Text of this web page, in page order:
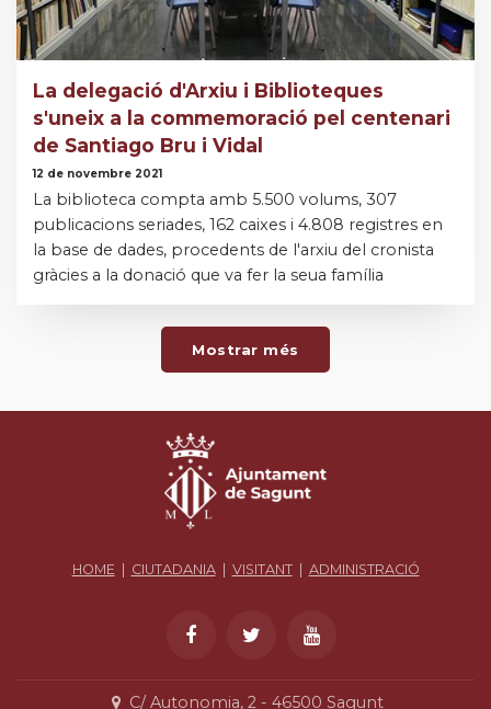
La delegació d'Arxiu i Biblioteques
s'uneix a la commemoració pel centenari
de Santiago Bru i Vidal
12 de novembre 2021
La biblioteca compta amb 5.500 volums, 307
publicacions seriades, 162 caixes i 4.808 registres en
la base de dades, procedents de l'arxiu del cronista
gràcies a la donació que va fer la seua família
Mostrar més
HOME| CIUTADANIA| VISITANT| ADMINISTRACIÓ
C/ Autonomia, 2 - 46500 Sagunt